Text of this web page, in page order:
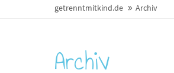
getrenntmitkind.de Archiv
Archiv